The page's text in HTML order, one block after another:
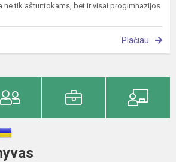
ne tik aštuntokams, bet ir visai progimnazijos
Plačiau